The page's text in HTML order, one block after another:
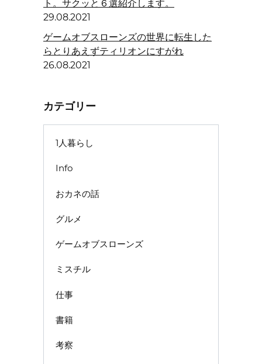
ト。サクッと６選紹介します。
29.08.2021
ゲームオブスローンズの世界に転生した
らとりあえずティリオンにすがれ
26.08.2021
カテゴリー
1人暮らし
Info
おカネの話
グルメ
ゲームオブスローンズ
ミスチル
仕事
書籍
考察